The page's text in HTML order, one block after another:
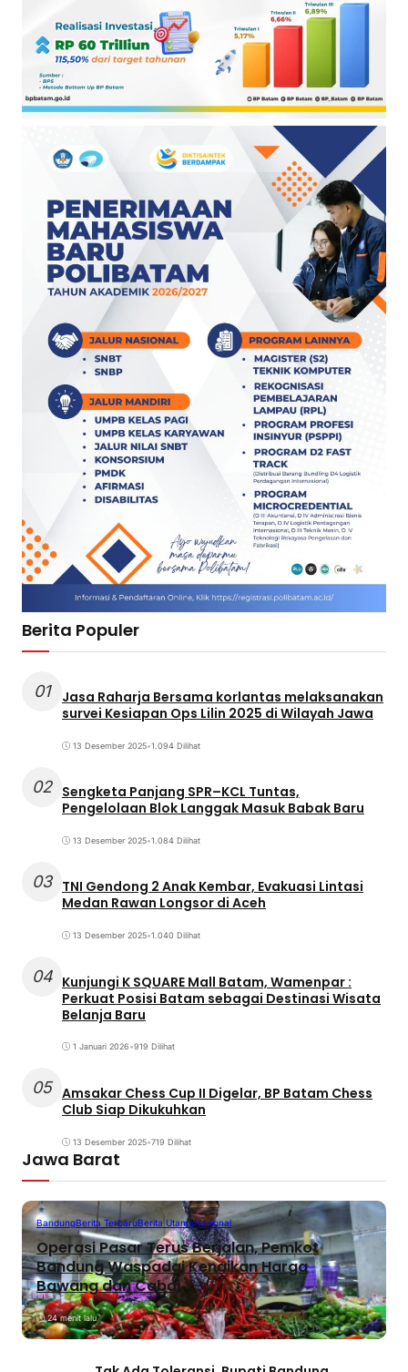
Berita Populer
01
Jasa Raharja Bersama korlantas melaksanakan
survei Kesiapan Ops Lilin 2025 di Wilayah Jawa
13 Desember 2025•1.094 Dilihat
02 Sengketa Panjang SPR–KCL Tuntas,
Pengelolaan Blok Langgak Masuk Babak Baru
13 Desember 2025•1.084 Dilihat
03 TNI Gendong 2 Anak Kembar, Evakuasi Lintasi
Medan Rawan Longsor di Aceh
13 Desember 2025•1.040 Dilihat
04 Kunjungi K SQUARE Mall Batam, Wamenpar :
Perkuat Posisi Batam sebagai Destinasi Wisata
Belanja Baru
1 Januari 2026•919 Dilihat
05 Amsakar Chess Cup II Digelar, BP Batam Chess
Club Siap Dikukuhkan
13 Desember 2025•719 Dilihat
Jawa Barat
BandungBerita TerbaruBerita UtamaNasional
Operasi Pasar Terus Berjalan, Pemkot
Bandung Waspadai Kenaikan Harga
Bawang dan Cabai
24 menit lalu